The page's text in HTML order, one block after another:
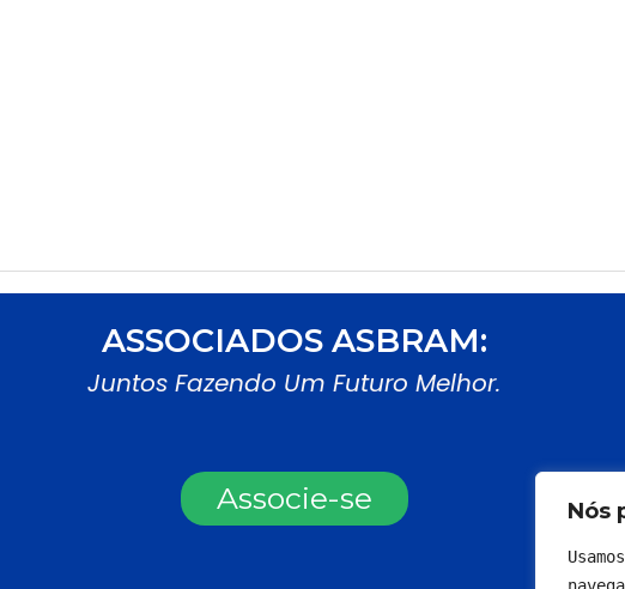
Nós
ASSOCIADOS ASBRAM:
Juntos Fazendo Um Futuro Melhor.
Associe-se